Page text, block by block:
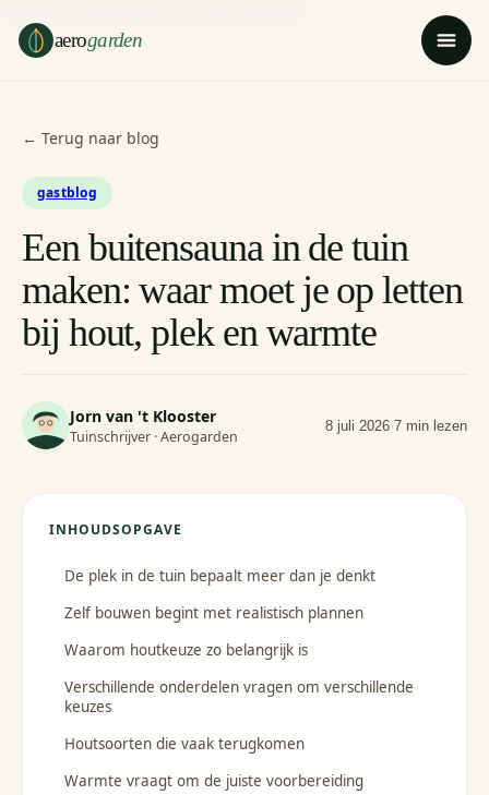
aerogarden
← Terug naar blog
gastblog
Een buitensauna in de tuin
maken: waar moet je op letten
bij hout, plek en warmte
Jorn van 't Klooster
Tuinschrijver · Aerogarden
8 juli 2026·7 min lezen
INHOUDSOPGAVE
De plek in de tuin bepaalt meer dan je denkt
Zelf bouwen begint met realistisch plannen
Waarom houtkeuze zo belangrijk is
Verschillende onderdelen vragen om verschillende
keuzes
Houtsoorten die vaak terugkomen
Warmte vraagt om de juiste voorbereiding